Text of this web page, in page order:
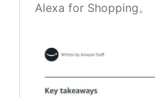
Alexa for Shopping。